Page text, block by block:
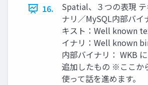
16.
Spatial、３つの表現
ナリ／MySQL内部バイ
キスト：Well known
イナリ：Well known
内部バイナリ： WKB
追加したもの ※ここか
使って話を進めます。